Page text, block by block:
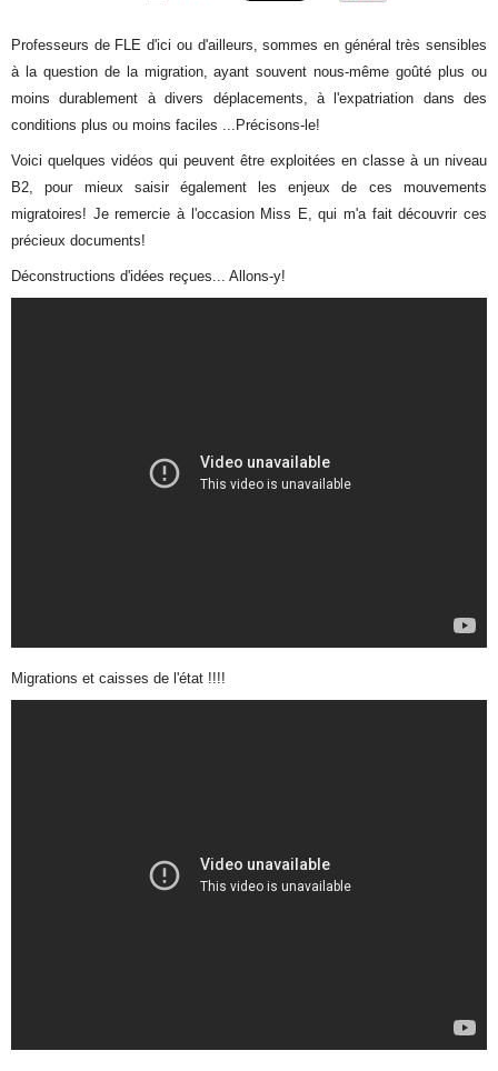
Professeurs de FLE d'ici ou d'ailleurs, sommes en général très sensibles
à la question de la migration, ayant souvent nous-même goûté plus ou
moins durablement à divers déplacements, à l'expatriation dans des
conditions plus ou moins faciles ...Précisons-le!
Voici quelques vidéos qui peuvent être exploitées en classe à un niveau
B2, pour mieux saisir également les enjeux de ces mouvements
migratoires! Je remercie à l'occasion Miss E, qui m'a fait découvrir ces
précieux documents!
Déconstructions d'idées reçues... Allons-y!
Migrations et caisses de l'état !!!!